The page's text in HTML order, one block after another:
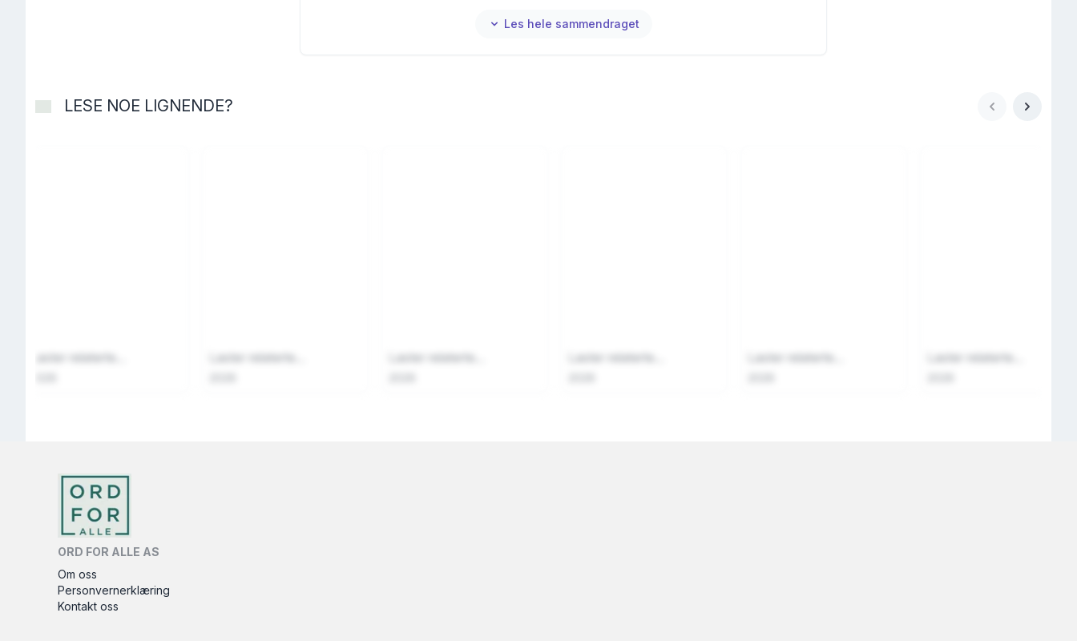
Les hele sammendraget
LESE NOE LIGNENDE?
Laster relaterte... Laster relaterte... Laster relaterte... Laster relaterte... Laster relaterte... Laster relaterte...
ORD FOR ALLE AS
Om oss
Personvernerklæring
Kontakt oss